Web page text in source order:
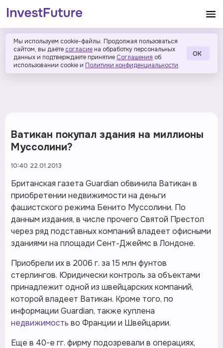
Мы используем cookie-файлы. Продолжая пользоваться
сайтом, вы даёте согласие на обработку персональных
данных и подтверждаете принятие Соглашения об
использовании cookie и Политики конфиденциальности.
ОК
Ватикан покупал здания на миллионы
Муссолини?
10:40 22.01.2013
Британская газета Guardian обвинила Ватикан в
приобретении недвижимости на деньги
фашистского режима Бенито Муссолини. По
данным издания, в числе прочего Святой Престол
через ряд подставных компаний владеет офисными
зданиями на площади Сент-Джеймс в Лондоне.
Приобрели их в 2006 г. за 15 млн фунтов
стерлингов. Юридически контроль за объектами
принадлежит одной из швейцарских компаний,
которой владеет Ватикан. Кроме того, по
информации Guardian, также куплена
недвижимость во Франции и Швейцарии.
Еще в 40-е гг. фирму подозревали в операциях,